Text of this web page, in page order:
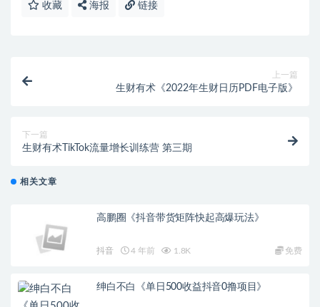
收藏 海报 链接
上一篇
生财有术《2022年生财日历PDF电子版》
下一篇
生财有术TikTok流量增长训练营 第三期
相关文章
高鹏圈《抖音带货矩阵快起高爆玩法》
抖音 4 年前 1.8K 免费
绅白不白《单日500收益抖音0撸项目》